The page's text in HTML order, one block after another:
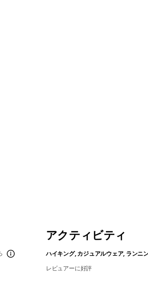
アクティビティ
ハイキング, カジュアルウェア, ランニ
レビュアーに好評